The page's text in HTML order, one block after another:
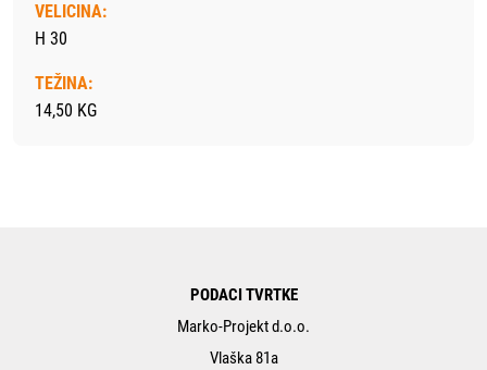
VELICINA:
H 30
TEŽINA:
14,50 KG
PODACI TVRTKE
Marko-Projekt d.o.o.
Vlaška 81a